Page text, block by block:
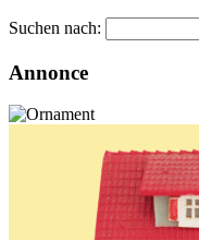
Suchen nach:
Annonce